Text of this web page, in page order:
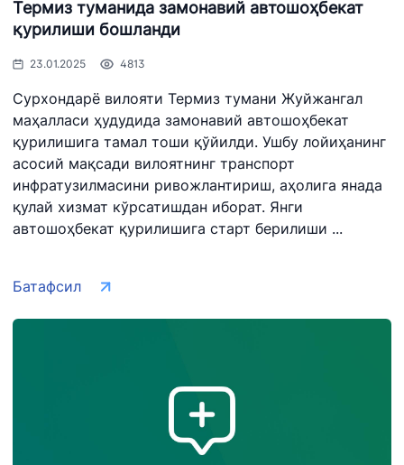
Термиз туманида замонавий автошоҳбекат
қурилиши бошланди
23.01.2025 4813
Сурхондарё вилояти Термиз тумани Жуйжангал
маҳалласи ҳудудида замонавий автошоҳбекат
қурилишига тамал тоши қўйилди. Ушбу лойиҳанинг
асосий мақсади вилоятнинг транспорт
инфратузилмасини ривожлантириш, аҳолига янада
қулай хизмат кўрсатишдан иборат. Янги
автошоҳбекат қурилишига старт берилиши ...
Батафсил